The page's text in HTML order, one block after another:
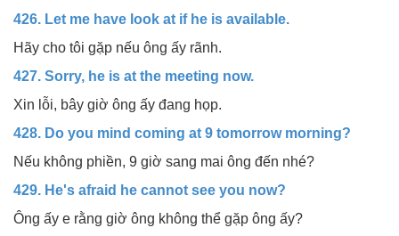
426. Let me have look at if he is available.
Hãy cho tôi gặp nếu ông ấy rãnh.
427. Sorry, he is at the meeting now.
Xin lỗi, bây giờ ông ấy đang họp.
428. Do you mind coming at 9 tomorrow morning?
Nếu không phiền, 9 giờ sang mai ông đến nhé?
429. He's afraid he cannot see you now?
Ông ấy e rằng giờ ông không thể gặp ông ấy?